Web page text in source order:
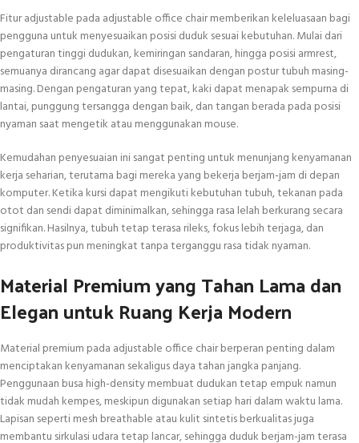
Fitur adjustable pada adjustable office chair memberikan keleluasaan bagi
pengguna untuk menyesuaikan posisi duduk sesuai kebutuhan. Mulai dari
pengaturan tinggi dudukan, kemiringan sandaran, hingga posisi armrest,
semuanya dirancang agar dapat disesuaikan dengan postur tubuh masing-
masing. Dengan pengaturan yang tepat, kaki dapat menapak sempurna di
lantai, punggung tersangga dengan baik, dan tangan berada pada posisi
nyaman saat mengetik atau menggunakan mouse.
Kemudahan penyesuaian ini sangat penting untuk menunjang kenyamanan
kerja seharian, terutama bagi mereka yang bekerja berjam-jam di depan
komputer. Ketika kursi dapat mengikuti kebutuhan tubuh, tekanan pada
otot dan sendi dapat diminimalkan, sehingga rasa lelah berkurang secara
signifikan. Hasilnya, tubuh tetap terasa rileks, fokus lebih terjaga, dan
produktivitas pun meningkat tanpa terganggu rasa tidak nyaman.
Material Premium yang Tahan Lama dan
Elegan untuk Ruang Kerja Modern
Material premium pada adjustable office chair berperan penting dalam
menciptakan kenyamanan sekaligus daya tahan jangka panjang.
Penggunaan busa high-density membuat dudukan tetap empuk namun
tidak mudah kempes, meskipun digunakan setiap hari dalam waktu lama.
Lapisan seperti mesh breathable atau kulit sintetis berkualitas juga
membantu sirkulasi udara tetap lancar, sehingga duduk berjam-jam terasa